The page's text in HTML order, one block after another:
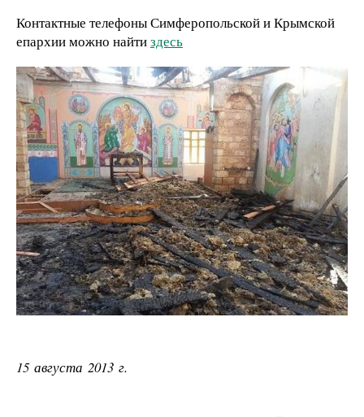
Контактные телефоны Симферопольской и Крымской
епархии можно найтиздесь
15 августа 2013 г.